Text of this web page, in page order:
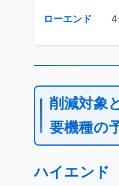
ローエンド
削減対象
要機種の
ハイエンド